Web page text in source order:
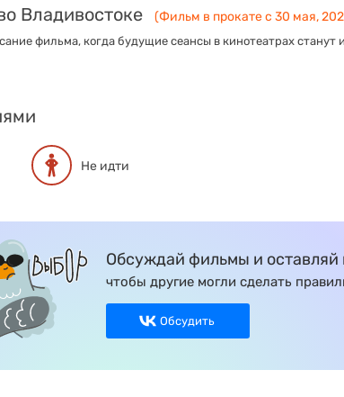
Владивостоке (Фильм в прокате с 30 мая,
фильма, когда будущие сеансы в кинотеатрах станут
Не идти
Обсуждай фильмы и оставляй
чтобы другие могли сделать
Обсудить